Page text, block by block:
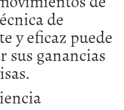
de
y eficaz puede
sus ganancias